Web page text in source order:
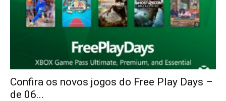
Confira os novos jogos do Free Play Days –
de 06...